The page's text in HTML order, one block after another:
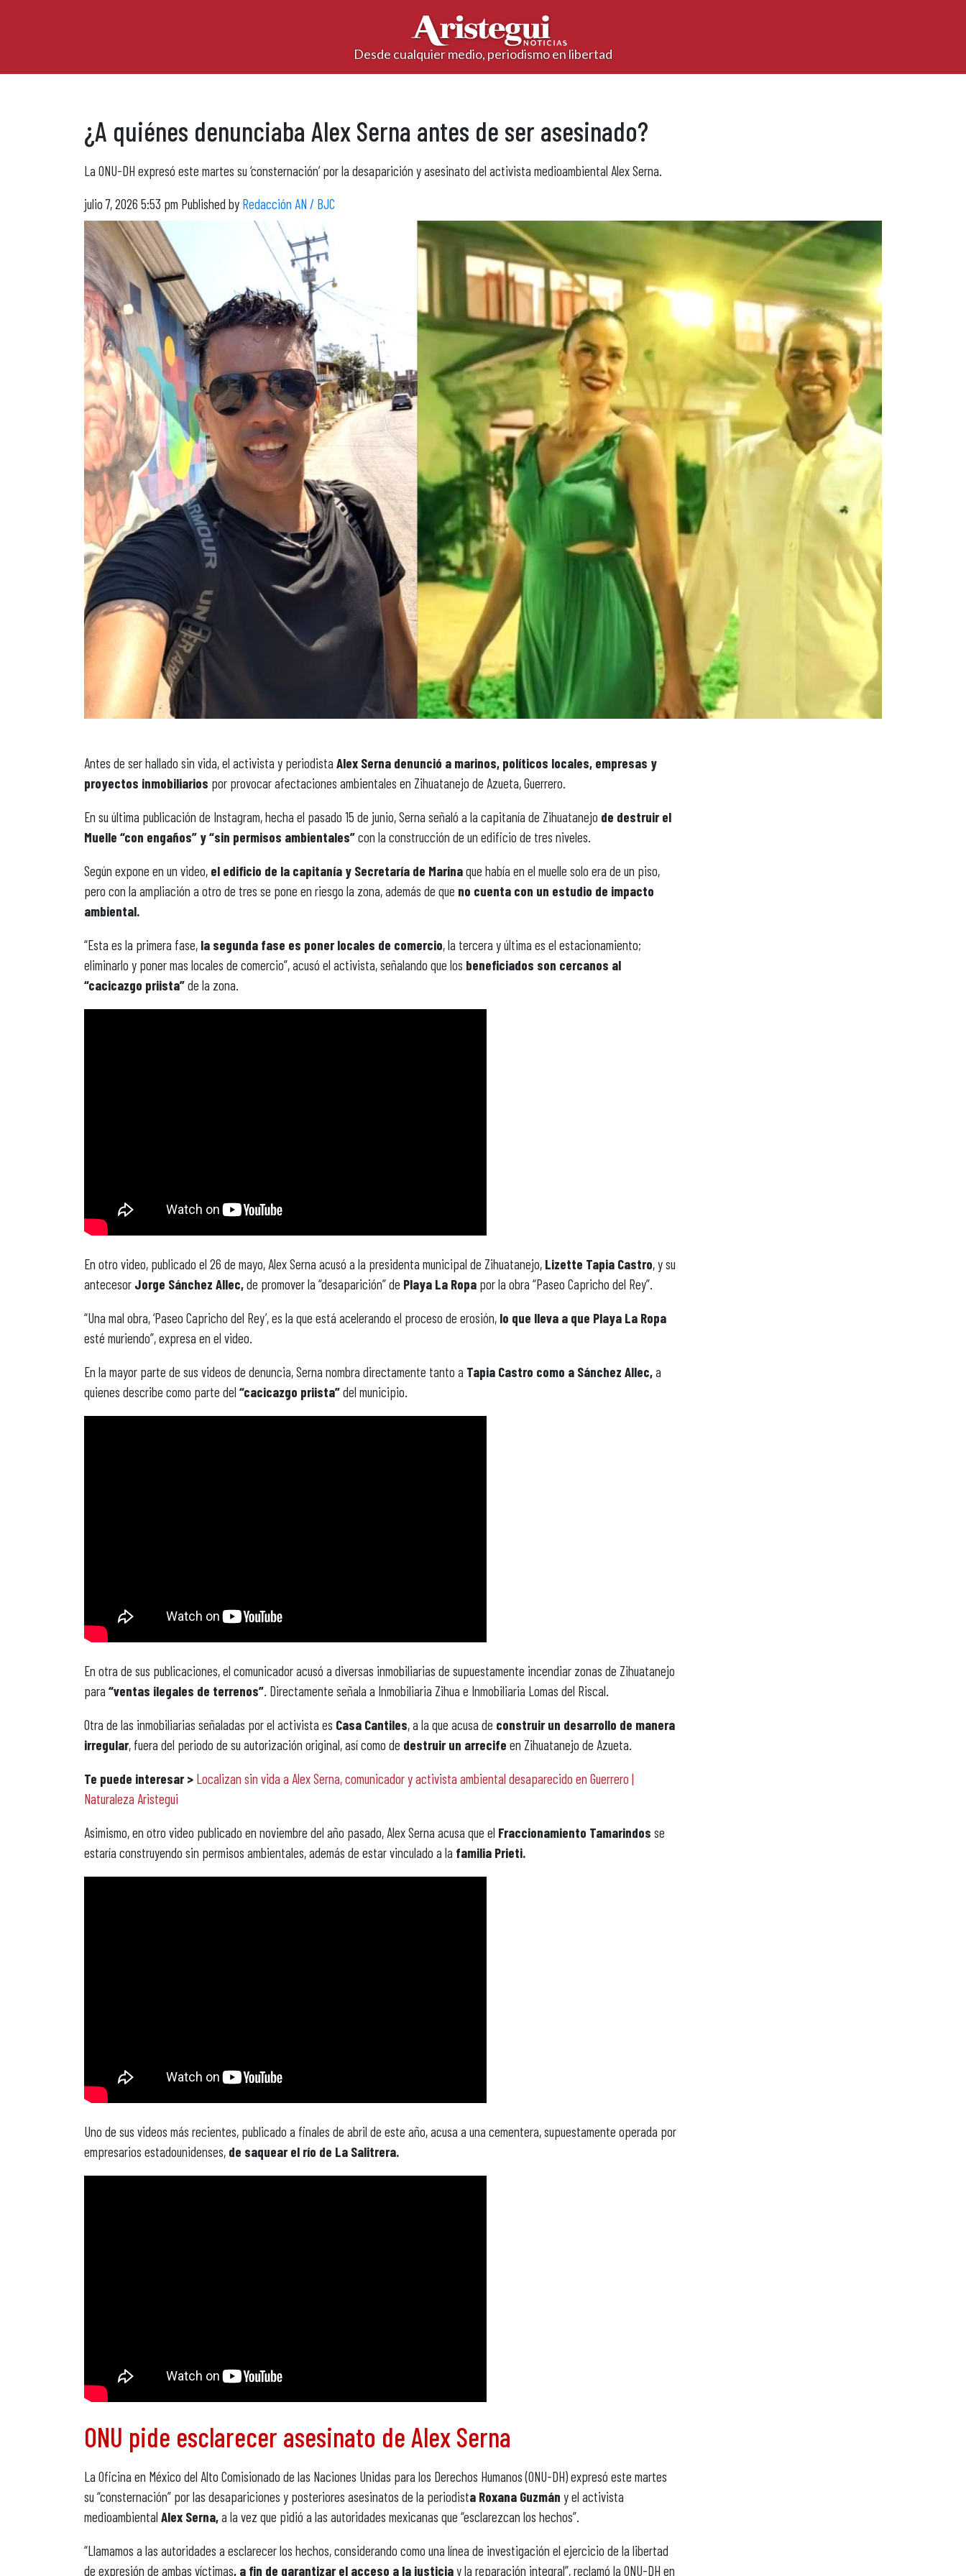
Desde cualquier medio, periodismo en libertad
¿A quiénes denunciaba Alex Serna antes de ser asesinado?
La ONU-DH expresó este martes su ‘consternación’ por la desaparición y asesinato del activista medioambiental Alex Serna.
julio 7, 2026 5:53 pm Published by Redacción AN / BJC
Antes de ser hallado sin vida, el activista y periodista Alex Serna denunció a marinos, políticos locales, empresas y
proyectos inmobiliarios por provocar afectaciones ambientales en Zihuatanejo de Azueta, Guerrero.
En su última publicación de Instagram, hecha el pasado 15 de junio, Serna señaló a la capitanía de Zihuatanejo de destruir el
Muelle “con engaños” y “sin permisos ambientales”con la construcción de un edificio de tres niveles.
Según expone en un video, el edificio de la capitanía y Secretaría de Marinaque había en el muelle solo era de un piso,
pero con la ampliación a otro de tres se pone en riesgo la zona, además de que no cuenta con un estudio de impacto
ambiental.
“Esta es la primera fase, la segunda fase es poner locales de comercio, la tercera y última es el estacionamiento;
eliminarlo y poner mas locales de comercio”, acusó el activista, señalando que los beneficiados son cercanos al
“cacicazgo priista”de la zona.
En otro video, publicado el 26 de mayo, Alex Serna acusó a la presidenta municipal de Zihuatanejo, Lizette Tapia Castro, y su
antecesor Jorge Sánchez Allec,de promover la “desaparición” de Playa La Ropa por la obra “Paseo Capricho del Rey”.
“Una mal obra, ‘Paseo Capricho del Rey’, es la que está acelerando el proceso de erosión, lo que lleva a que Playa La Ropa
esté muriendo”, expresa en el video.
En la mayor parte de sus videos de denuncia, Serna nombra directamente tanto a Tapia Castro como a Sánchez Allec,a
quienes describe como parte del “cacicazgo priista”del municipio.
En otra de sus publicaciones, el comunicador acusó a diversas inmobiliarias de supuestamente incendiar zonas de Zihuatanejo
para “ventas ilegales de terrenos”. Directamente señala a Inmobiliaria Zihua e Inmobiliaria Lomas del Riscal.
Otra de las inmobiliarias señaladas por el activista es Casa Cantiles, a la que acusa de construir un desarrollo de manera
irregular, fuera del periodo de su autorización original, así como de destruir un arrecife en Zihuatanejo de Azueta.
Te puede interesar > Localizan sin vida a Alex Serna, comunicador y activista ambiental desaparecido en Guerrero |
Naturaleza Aristegui
Asimismo, en otro video publicado en noviembre del año pasado, Alex Serna acusa que el Fraccionamiento Tamarindos se
estaría construyendo sin permisos ambientales, además de estar vinculado a la familia Prieti.
Uno de sus videos más recientes, publicado a finales de abril de este año, acusa a una cementera, supuestamente operada por
empresarios estadounidenses, de saquear el río de La Salitrera.
ONU pide esclarecer asesinato de Alex Serna
La Oficina en México del Alto Comisionado de las Naciones Unidas para los Derechos Humanos (ONU-DH) expresó este martes
su “consternación” por las desapariciones y posteriores asesinatos de la periodista Roxana Guzmán y el activista
medioambiental Alex Serna,a la vez que pidió a las autoridades mexicanas que “esclarezcan los hechos”.
“Llamamos a las autoridades a esclarecer los hechos, considerando como una línea de investigación el ejercicio de la libertad
de expresión de ambas víctimas, a fin de garantizar el acceso a la justiciay la reparación integral”, reclamó la ONU-DH en